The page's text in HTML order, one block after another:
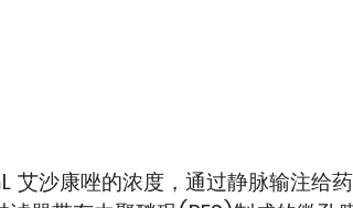
沙康唑的浓度，通过静脉输注给